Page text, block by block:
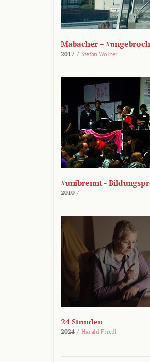
Mabacher –
2017 / Stefan Wolner
#unibrennt -
2010 /
24 Stunden
2024 / Harald Friedl